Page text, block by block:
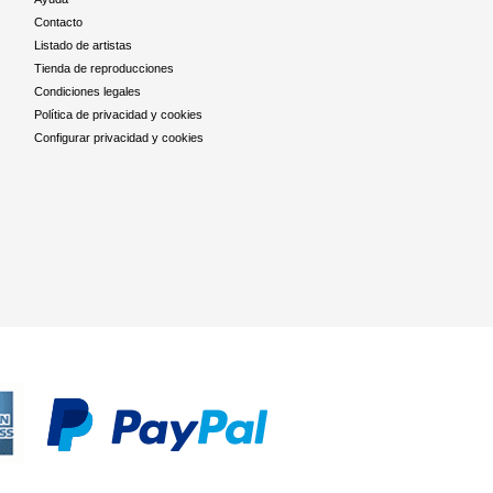
Contacto
Listado de artistas
Tienda de reproducciones
Condiciones legales
Política de privacidad y cookies
Configurar privacidad y cookies